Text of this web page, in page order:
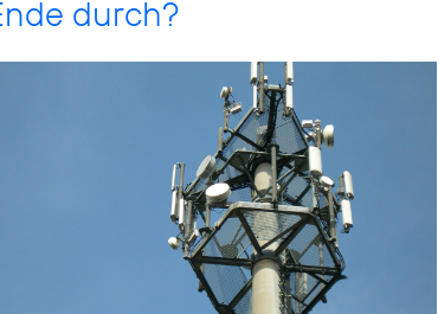
durch?